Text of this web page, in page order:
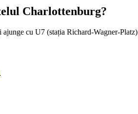
Charlottenburg?
cu U7 (stația Richard-Wagner-
.